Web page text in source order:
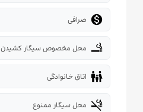
 صرافی
smoking_rooms محل مخصوص سیگار کشیدن
family_restroom اتاق خانوادگی
smoke_free محل سیگار ممنوع